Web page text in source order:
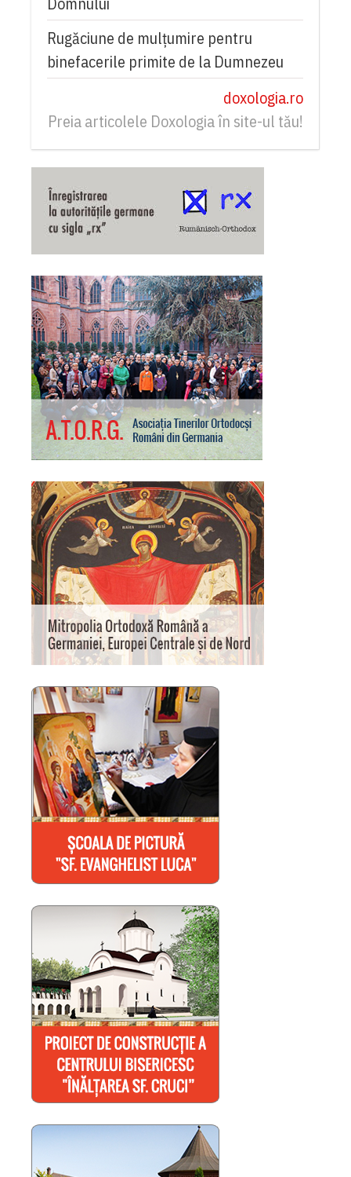
Rugăciune de mulțumire pentru
binefacerile primite de la Dumnezeu
doxologia.ro
Preia articolele Doxologia în site-ul tău!